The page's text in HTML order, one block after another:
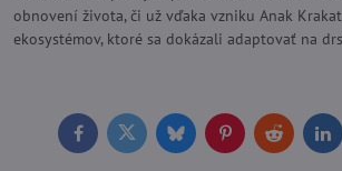
obnovení života, či už vďaka vzniku Anak
ekosystémov, ktoré sa dokázali adaptovať na
FacebookTwitterBlueskyPinterestReddit